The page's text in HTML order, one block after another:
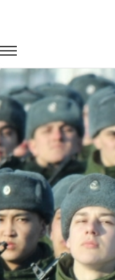
Этап командно-